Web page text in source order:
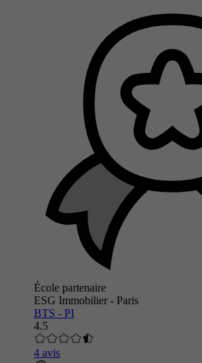
École partenaire
ESG Immobilier - Paris
BTS - PI
4.5
4 avis